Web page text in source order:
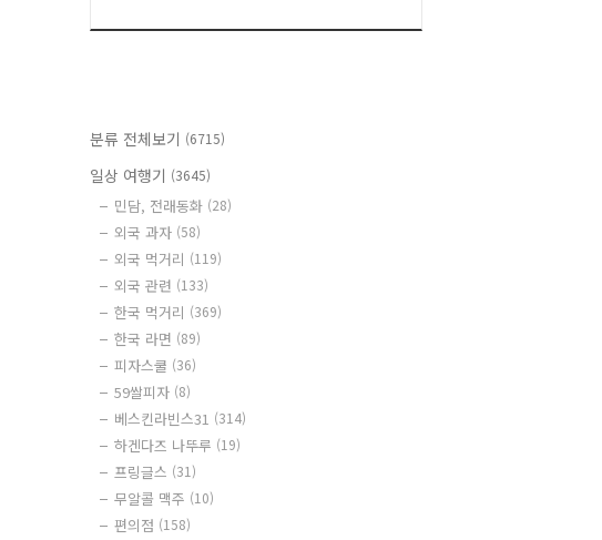
분류 전체보기 (6715)
일상 여행기 (3645)
민담, 전래동화 (28)
외국 과자 (58)
외국 먹거리 (119)
외국 관련 (133)
한국 먹거리 (369)
한국 라면 (89)
피자스쿨 (36)
59쌀피자 (8)
베스킨라빈스31 (314)
하겐다즈 나뚜루 (19)
프링글스 (31)
무알콜 맥주 (10)
편의점 (158)